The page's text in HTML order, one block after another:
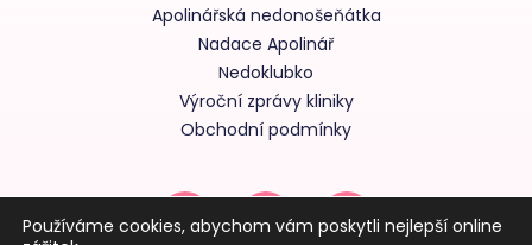
Apolinářská nedonošeňátka
Nadace Apolinář
Nedoklubko
Výroční zprávy kliniky
Obchodní podmínky
Používáme cookies, abychom vám poskytli nejlepší online